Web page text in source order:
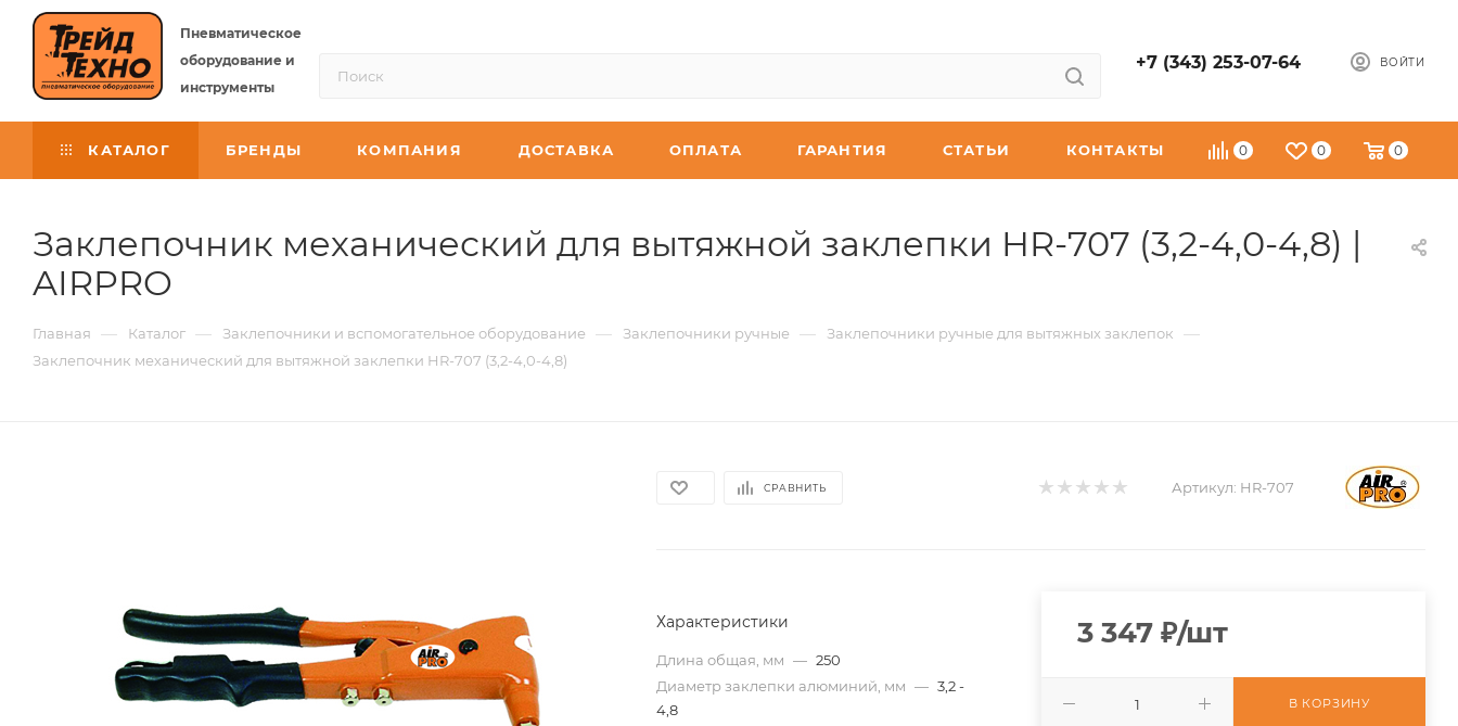
Пневматическое
оборудование и
инструменты
+7 (343) 253-07-64 ВОЙТИ
0 0 0
КАТАЛОГ БРЕНДЫ КОМПАНИЯ ДОСТАВКА ОПЛАТА ГАРАНТИЯ СТАТЬИ КОНТАКТЫ
Заклепочник механический для вытяжной заклепки HR-707 (3,2-4,0-4,8) |
AIRPRO
Главная — Каталог — Заклепочники и вспомогательное оборудование — Заклепочники ручные — Заклепочники ручные для вытяжных заклепок —
Заклепочник механический для вытяжной заклепки HR-707 (3,2-4,0-4,8)
СРАВНИТЬ Артикул: HR-707
Характеристики
Длина общая, мм — 250
Диаметр заклепки алюминий, мм — 3,2 -
4,8
3 347₽/шт
В КОРЗИНУ